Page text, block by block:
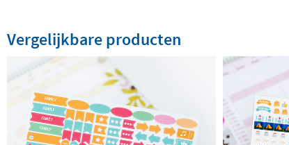
Vergelijkbare producten